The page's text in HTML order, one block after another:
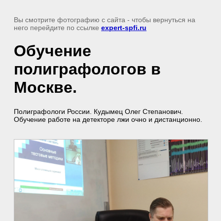
Вы смотрите фотографию с сайта - чтобы вернуться на
него перейдите по ссылке expert-spfi.ru
Обучение
полиграфологов в
Москве.
Полиграфологи России. Кудымец Олег Степанович.
Обучение работе на детекторе лжи очно и дистанционно.